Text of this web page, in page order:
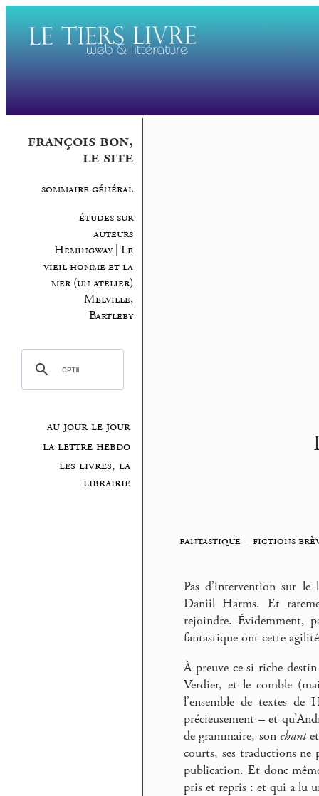
françois bon,
le site
sommaire général
études sur
auteurs
Hemingway | Le
vieil homme et la
mer (un atelier)
Melville,
Bartleby
au jour le jour
la lettre hebdo
les livres, la
librairie
fantastique_ fictions
Pas d’intervention sur
Daniil Harms. Et
rejoindre. Évidemment,
fantastique ont cette
À preuve ce si riche
Verdier, et le comble
l’ensemble de textes
précieusement – et
de grammaire, son chantet
courts, ses traductions ne
publication. Et donc
pris et repris : et qui a lu